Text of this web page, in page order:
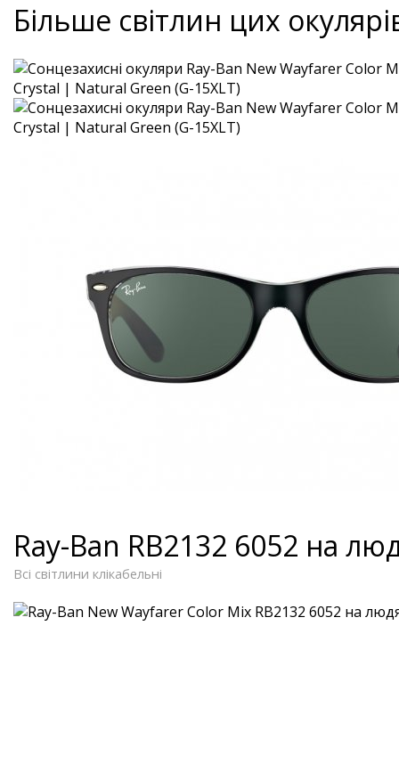
Більше світлин цих
Ray-Ban RB2132 6052 на
Всі світлини клікабельні